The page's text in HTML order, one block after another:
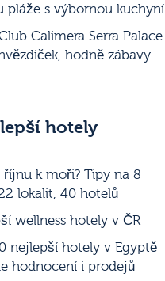
pláže s výbornou kuchyní
Calimera Serra Palace
hodně zábavy
hotely
říjnu k moři? Tipy na 8
lokalit, 40 hotelů
wellness hotely v ČR
nejlepší hotely v Egyptě
hodnocení i prodejů